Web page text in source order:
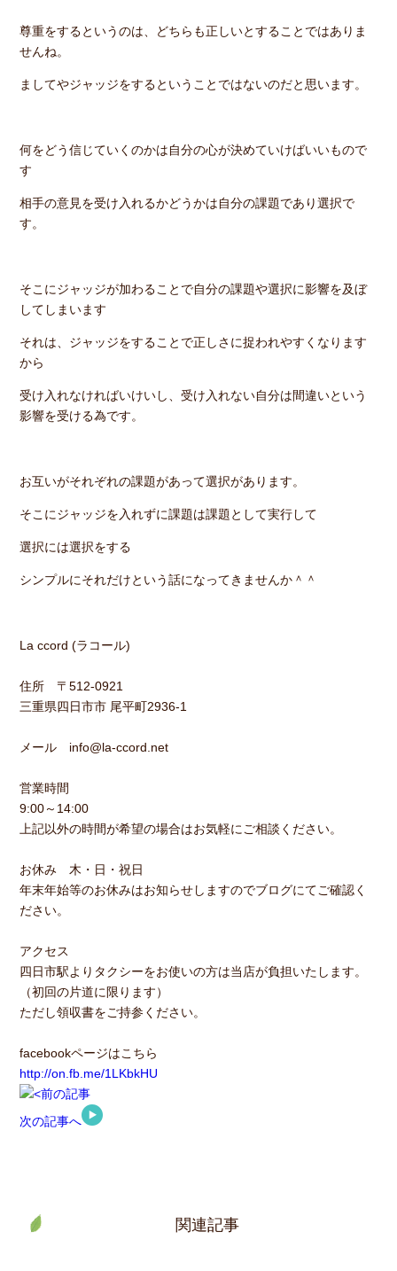
尊重をするというのは、どちらも正しいとすることではありま
せんね。
ましてやジャッジをするということではないのだと思います。
何をどう信じていくのかは自分の心が決めていけばいいもので
す
相手の意見を受け入れるかどうかは自分の課題であり選択で
す。
そこにジャッジが加わることで自分の課題や選択に影響を及ぼ
してしまいます
それは、ジャッジをすることで正しさに捉われやすくなります
から
受け入れなければいけいし、受け入れない自分は間違いという
影響を受ける為です。
お互いがそれぞれの課題があって選択があります。
そこにジャッジを入れずに課題は課題として実行して
選択には選択をする
シンプルにそれだけという話になってきませんか＾＾
La ccord (ラコール)
住所 〒512-0921
三重県四日市市 尾平町2936-1
メール info@la-ccord.net
営業時間
9:00～14:00
上記以外の時間が希望の場合はお気軽にご相談ください。
お休み 木・日・祝日
年末年始等のお休みはお知らせしますのでブログにてご確認く
ださい。
アクセス
四日市駅よりタクシーをお使いの方は当店が負担いたします。
（初回の片道に限ります）
ただし領収書をご持参ください。
facebookページはこちら
http://on.fb.me/1LKbkHU
前の記事
次の記事へ
関連記事